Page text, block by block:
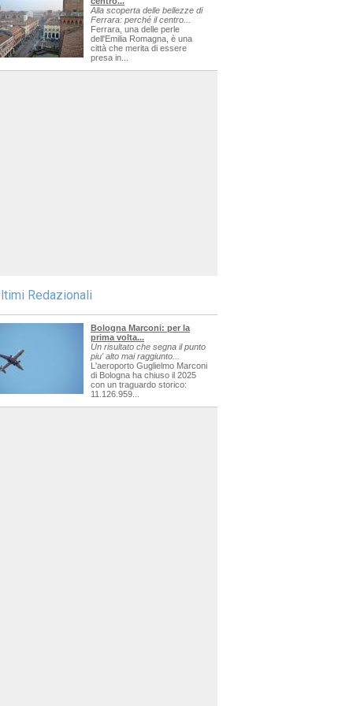
Alla scoperta delle bellezze di
Ferrara: perché il centro...
Ferrara, una delle perle
dell'Emilia Romagna, è una
città che merita di essere
presa in...
Redazionali
Bologna Marconi: per la
prima volta...
Un risultato che segna il punto
piu' alto mai raggiunto...
L'aeroporto Guglielmo Marconi
di Bologna ha chiuso il 2025
con un traguardo storico:
11.126.959...